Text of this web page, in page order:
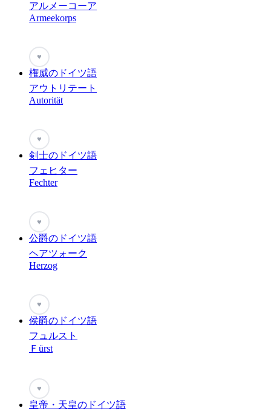
アルメーコーア
Armeekorps
♥
権威のドイツ語
アウトリテート
Autorität
♥
剣士のドイツ語
フェヒター
Fechter
♥
公爵のドイツ語
ヘアツォーク
Herzog
♥
侯爵のドイツ語
フュルスト
Ｆürst
♥
皇帝・天皇のドイツ語